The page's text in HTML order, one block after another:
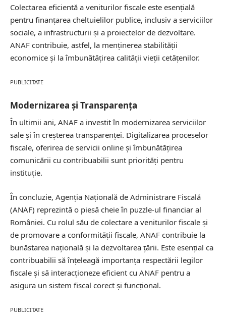
Colectarea eficientă a veniturilor fiscale este esențială
pentru finanțarea cheltuielilor publice, inclusiv a serviciilor
sociale, a infrastructurii și a proiectelor de dezvoltare.
ANAF contribuie, astfel, la menținerea stabilității
economice și la îmbunătățirea calității vieții cetățenilor.
PUBLICITATE
Modernizarea și Transparența
În ultimii ani, ANAF a investit în modernizarea serviciilor
sale și în creșterea transparenței. Digitalizarea proceselor
fiscale, oferirea de servicii online și îmbunătățirea
comunicării cu contribuabilii sunt priorități pentru
instituție.
În concluzie, Agenția Națională de Administrare Fiscală
(ANAF) reprezintă o piesă cheie în puzzle-ul financiar al
României. Cu rolul său de colectare a veniturilor fiscale și
de promovare a conformității fiscale, ANAF contribuie la
bunăstarea națională și la dezvoltarea țării. Este esențial ca
contribuabilii să înțeleagă importanța respectării legilor
fiscale și să interacționeze eficient cu ANAF pentru a
asigura un sistem fiscal corect și funcțional.
PUBLICITATE